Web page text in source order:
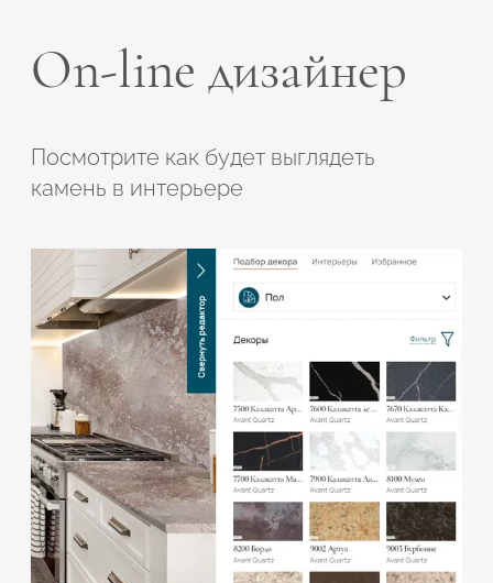
On-line дизайнер
Посмотрите как будет выглядеть
камень в интерьере